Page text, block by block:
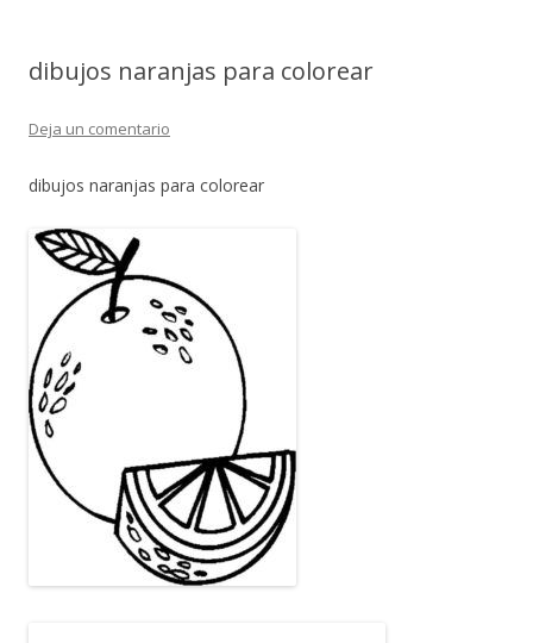
dibujos naranjas para colorear
Deja un comentario
dibujos naranjas para colorear